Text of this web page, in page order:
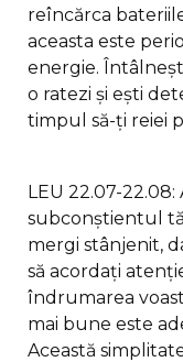
reîncărca
aceasta este
energie.
o ratezi și ești
timpul să-ți reiei
LEU 22.07-
subconștientul
mergi stânjenit,
să acordați
îndrumarea
mai bune este
Această